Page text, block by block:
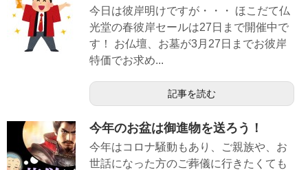
今日は彼岸明けですが・・・ ほこだて仏
光堂の春彼岸セールは27日まで開催中で
す！ お仏壇、お墓が3月27日までお彼岸
特価でお求め...
記事を読む
今年のお盆は御進物を送ろう！
今年はコロナ騒動もあり、ご親族や、お
世話になった方のご葬儀に行きたくても